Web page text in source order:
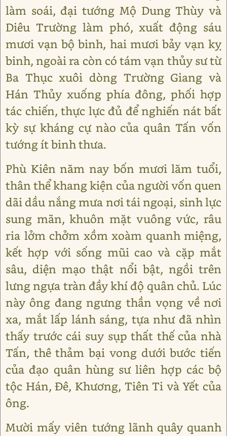
làm soái, đại tướng Mộ Dung Thùy và
Diêu Trường làm phó, xuất động sáu
mươi vạn bộ binh, hai mươi bảy vạn kỵ
binh, ngoài ra còn có tám vạn thủy sư từ
Ba Thục xuôi dòng Trường Giang và
Hán Thủy xuống phía đông, phối hợp
tác chiến, thực lực đủ để nghiến nát bất
kỳ sự kháng cự nào của quân Tấn vốn
tướng ít binh thưa.
Phù Kiên năm nay bốn mươi lăm tuổi,
thân thể khang kiện của người vốn quen
dãi dầu nắng mưa nơi tái ngoại, sinh lực
sung mãn, khuôn mặt vuông vức, râu
ria lởm chởm xồm xoàm quanh miệng,
kết hợp với sống mũi cao và cặp mắt
sâu, diện mạo thật nổi bật, ngồi trên
lưng ngựa tràn đầy khí độ quân chủ. Lúc
này ông đang ngưng thần vọng về nơi
xa, mắt lấp lánh sáng, tựa như đã nhìn
thấy trước cái suy sụp thất thế của nhà
Tấn, thê thảm bại vong dưới bước tiến
của đạo quân hùng sư liên hợp các bộ
tộc Hán, Đê, Khương, Tiên Ti và Yết của
ông.
Mười mấy viên tướng lãnh quây quanh